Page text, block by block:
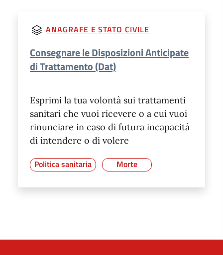
ANAGRAFE E STATO CIVILE
Consegnare le Disposizioni Anticipate
di Trattamento (Dat)
Esprimi la tua volontà sui trattamenti
sanitari che vuoi ricevere o a cui vuoi
rinunciare in caso di futura incapacità
di intendere o di volere
Politica sanitaria Morte